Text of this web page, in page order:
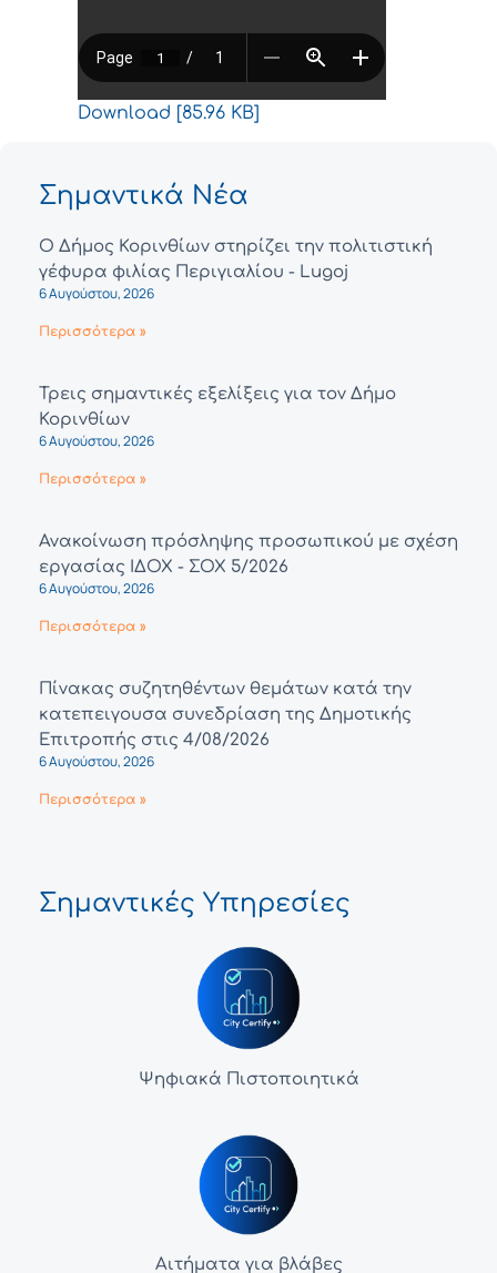
Download [85.96 KB]
Σημαντικά Νέα
Ο Δήμος Κορινθίων στηρίζει την πολιτιστική
γέφυρα φιλίας Περιγιαλίου - Lugoj
6 Αυγούστου, 2026
Περισσότερα »
Τρεις σημαντικές εξελίξεις για τον Δήμο
Κορινθίων
6 Αυγούστου, 2026
Περισσότερα »
Ανακοίνωση πρόσληψης προσωπικού με σχέση
εργασίας ΙΔΟΧ - ΣΟΧ 5/2026
6 Αυγούστου, 2026
Περισσότερα »
Πίνακας συζητηθέντων θεμάτων κατά την
κατεπειγουσα συνεδρίαση της Δημοτικής
Επιτροπής στις 4/08/2026
6 Αυγούστου, 2026
Περισσότερα »
Σημαντικές Υπηρεσίες
Ψηφιακά Πιστοποιητικά
Αιτήματα για βλάβες